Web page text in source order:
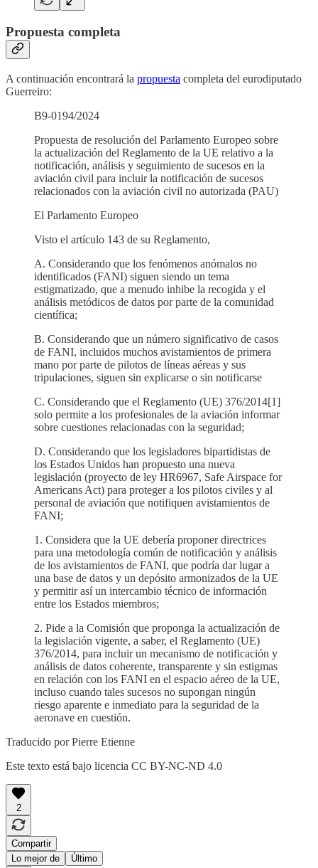
Propuesta completa
A continuación encontrará la propuesta completa del eurodiputado
Guerreiro:
B9-0194/2024
Propuesta de resolución del Parlamento Europeo sobre
la actualización del Reglamento de la UE relativo a la
notificación, análisis y seguimiento de sucesos en la
aviación civil para incluir la notificación de sucesos
relacionados con la aviación civil no autorizada (PAU)
El Parlamento Europeo
Visto el artículo 143 de su Reglamento,
A. Considerando que los fenómenos anómalos no
identificados (FANI) siguen siendo un tema
estigmatizado, que a menudo inhibe la recogida y el
análisis metódicos de datos por parte de la comunidad
científica;
B. Considerando que un número significativo de casos
de FANI, incluidos muchos avistamientos de primera
mano por parte de pilotos de líneas aéreas y sus
tripulaciones, siguen sin explicarse o sin notificarse
C. Considerando que el Reglamento (UE) 376/2014[1]
solo permite a los profesionales de la aviación informar
sobre cuestiones relacionadas con la seguridad;
D. Considerando que los legisladores bipartidistas de
los Estados Unidos han propuesto una nueva
legislación (proyecto de ley HR6967, Safe Airspace for
Americans Act) para proteger a los pilotos civiles y al
personal de aviación que notifiquen avistamientos de
FANI;
1. Considera que la UE debería proponer directrices
para una metodología común de notificación y análisis
de los avistamientos de FANI, que podría dar lugar a
una base de datos y un depósito armonizados de la UE
y permitir así un intercambio técnico de información
entre los Estados miembros;
2. Pide a la Comisión que proponga la actualización de
la legislación vigente, a saber, el Reglamento (UE)
376/2014, para incluir un mecanismo de notificación y
análisis de datos coherente, transparente y sin estigmas
en relación con los FANI en el espacio aéreo de la UE,
incluso cuando tales sucesos no supongan ningún
riesgo aparente e inmediato para la seguridad de la
aeronave en cuestión.
Traducido por Pierre Etienne
Este texto está bajo licencia CC BY-NC-ND 4.0
2
Compartir
Lo mejor de
Último